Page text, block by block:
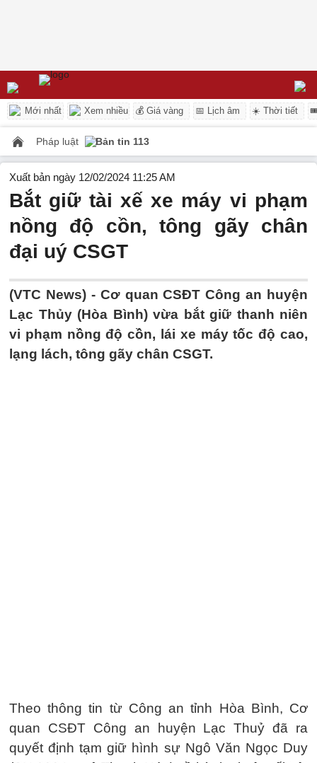
Mới nhất Xem nhiều 💰 Giá vàng 📅 Lịch âm ☀️ Thời tiết
Pháp luật Bản tin 113
Xuất bản ngày 12/02/2024 11:25 AM
Bắt giữ tài xế xe máy vi phạm
nồng độ cồn, tông gãy chân
đại uý CSGT
(VTC News) - Cơ quan CSĐT Công an huyện
Lạc Thủy (Hòa Bình) vừa bắt giữ thanh niên
vi phạm nồng độ cồn, lái xe máy tốc độ cao,
lạng lách, tông gãy chân CSGT.
Theo thông tin từ Công an tỉnh Hòa Bình, Cơ
quan CSĐT Công an huyện Lạc Thuỷ đã ra
quyết định tạm giữ hình sự Ngô Văn Ngọc Duy